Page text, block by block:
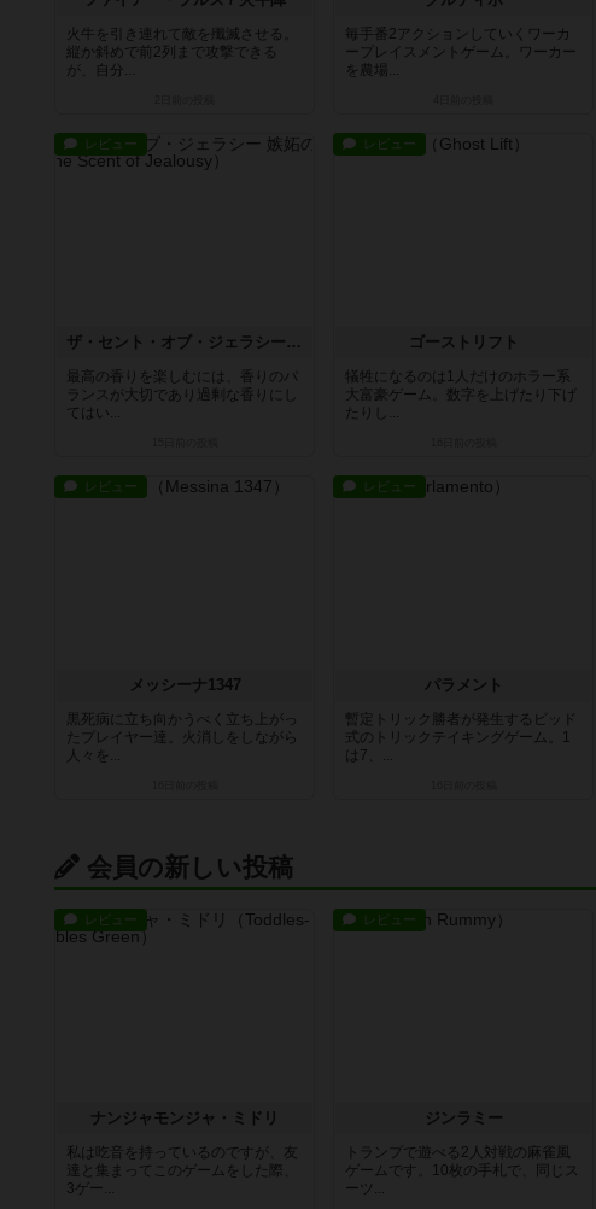
火牛を引き連れて敵を殲滅させる。
縦か斜めで前2列まで攻撃できる
が、自分...
毎手番2アクションしていくワーカ
ープレイスメントゲーム。ワーカー
を農場...
レビュー
ザ・セント・オブ・ジェラシー 嫉妬の香り
最高の香りを楽しむには、香りのバ
ランスが大切であり過剰な香りにし
てはい...
レビュー
ゴーストリフト
犠牲になるのは1人だけのホラー系
大富豪ゲーム。数字を上げたり下げ
たりし...
レビュー
メッシーナ1347
黒死病に立ち向かうべく立ち上がっ
たプレイヤー達。火消しをしながら
人々を...
レビュー
パラメント
暫定トリック勝者が発生するビッド
式のトリックテイキングゲーム。1
は7、...
会員の新しい投稿
レビュー
ナンジャモンジャ・ミドリ
私は吃音を持っているのですが、友
達と集まってこのゲームをした際、
3ゲー...
レビュー
ジンラミー
トランプで遊べる2人対戦の麻雀風
ゲームです。10枚の手札で、同じス
ーツ...